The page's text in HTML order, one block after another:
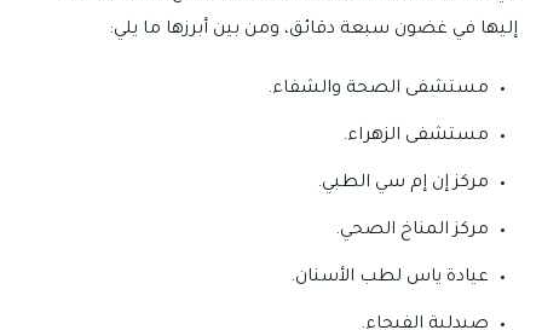
إليها في غضون سبعة دقائق، ومن بين أبرزها ما يلي:
مستشفى الصحة والشفاء.
مستشفى الزهراء.
مركز إن إم سي الطبي.
مركز المناخ الصحي.
عيادة ياس لطب الأسنان.
صيدلية الفيحاء.